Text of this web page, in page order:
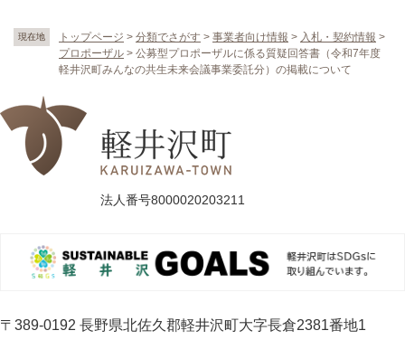
現在地 トップページ > 分類でさがす > 事業者向け情報 > 入札・契約情報 >
プロポーザル > 公募型プロポーザルに係る質疑回答書（令和7年度
軽井沢町みんなの共生未来会議事業委託分）の掲載について
法人番号8000020203211
〒389-0192 長野県北佐久郡軽井沢町大字長倉2381番地1